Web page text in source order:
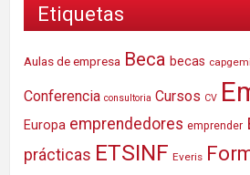
Etiquetas
Aulas de empresa Beca becas
Conferencia consultoria Cursos CV
Europa emprendedores emprender
prácticas ETSINF Everis